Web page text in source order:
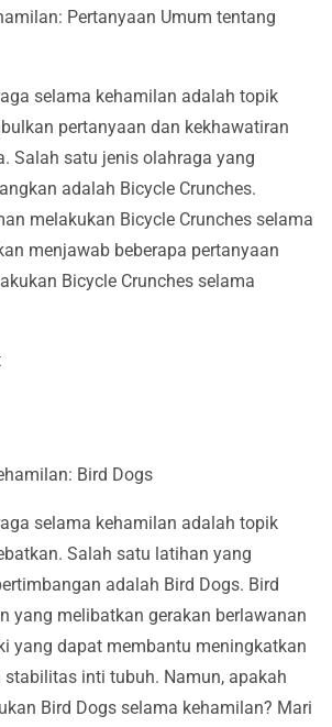
Pertanyaan Umum tentang
selama kehamilan adalah topik
pertanyaan dan kekhawatiran
Salah satu jenis olahraga yang
adalah Bicycle Crunches.
melakukan Bicycle Crunches selama
menjawab beberapa pertanyaan
Bicycle Crunches selama
Bird Dogs
selama kehamilan adalah topik
Salah satu latihan yang
adalah Bird Dogs. Bird
yang melibatkan gerakan berlawanan
yang dapat membantu meningkatkan
stabilitas inti tubuh. Namun, apakah
Bird Dogs selama kehamilan? Mari